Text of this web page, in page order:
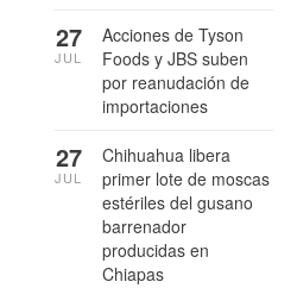
Acciones de Tyson
Foods y JBS suben
por reanudación de
importaciones
27
JUL
Chihuahua libera
primer lote de moscas
estériles del gusano
barrenador
producidas en
Chiapas
27
JUL